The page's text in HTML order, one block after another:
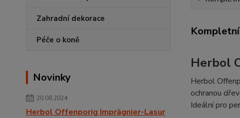
Zahradní dekorace
Péče o koně
Novinky
20.08.2024
Herbol Offenporig Imprägnier-Lasur
Herbol
Herbol
ochranou
Ideální pro